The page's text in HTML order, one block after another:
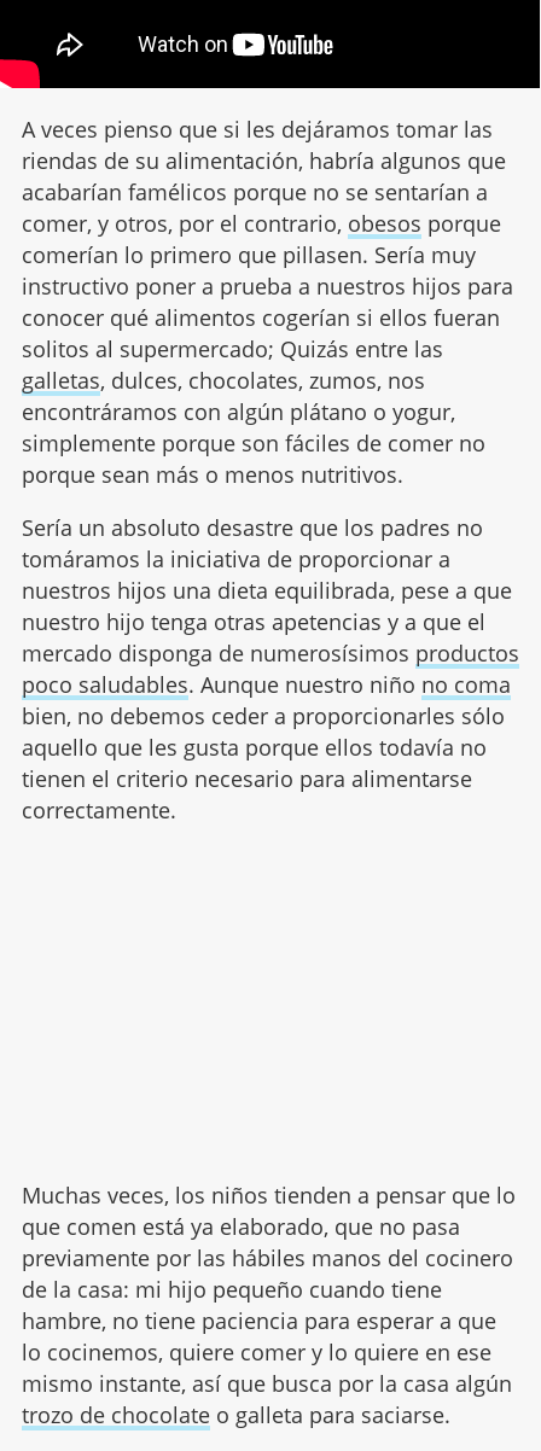
A veces pienso que si les dejáramos tomar las
riendas de su alimentación, habría algunos que
acabarían famélicos porque no se sentarían a
comer, y otros, por el contrario, obesos porque
comerían lo primero que pillasen. Sería muy
instructivo poner a prueba a nuestros hijos para
conocer qué alimentos cogerían si ellos fueran
solitos al supermercado; Quizás entre las
galletas, dulces, chocolates, zumos, nos
encontráramos con algún plátano o yogur,
simplemente porque son fáciles de comer no
porque sean más o menos nutritivos.
Sería un absoluto desastre que los padres no
tomáramos la iniciativa de proporcionar a
nuestros hijos una dieta equilibrada, pese a que
nuestro hijo tenga otras apetencias y a que el
mercado disponga de numerosísimos productos
poco saludables. Aunque nuestro niño no coma
bien, no debemos ceder a proporcionarles sólo
aquello que les gusta porque ellos todavía no
tienen el criterio necesario para alimentarse
correctamente.
Muchas veces, los niños tienden a pensar que lo
que comen está ya elaborado, que no pasa
previamente por las hábiles manos del cocinero
de la casa: mi hijo pequeño cuando tiene
hambre, no tiene paciencia para esperar a que
lo cocinemos, quiere comer y lo quiere en ese
mismo instante, así que busca por la casa algún
trozo de chocolateo galleta para saciarse.